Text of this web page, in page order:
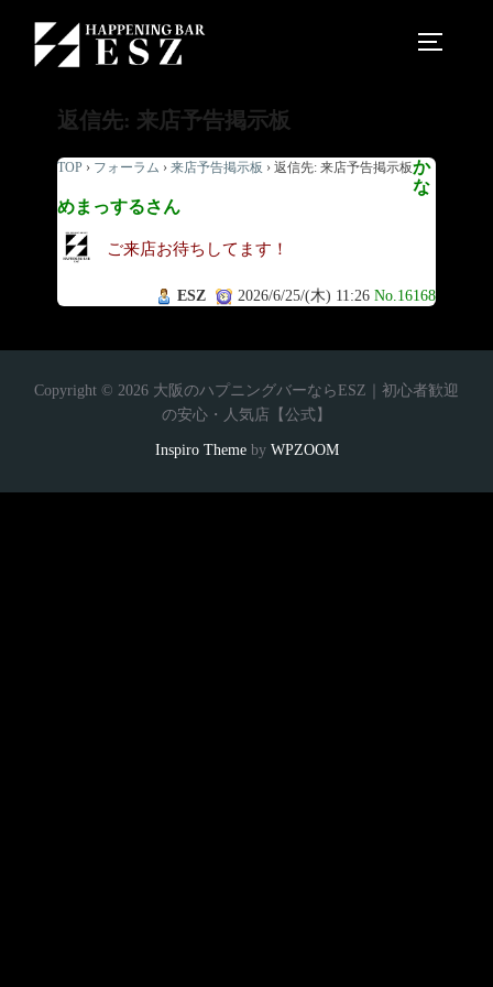
返信先: 来店予告掲示板
TOP › フォーラム › 来店予告掲示板 › 返信先: 来店予告掲示板か
な
めまっするさん
ご来店お待ちしてます！
ESZ 2026/6/25/(木) 11:26 No.16168
Copyright © 2026 大阪のハプニングバーならESZ｜初心者歓迎
の安心・人気店【公式】
Inspiro Themeby WPZOOM